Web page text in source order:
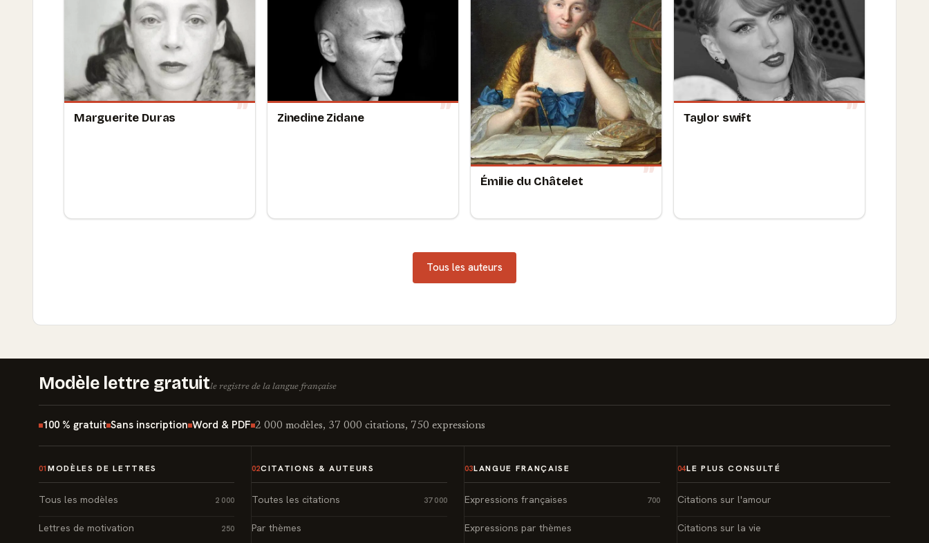
Marguerite Duras Zinedine Zidane
Émilie du Châtelet
Taylor swift
Tous les auteurs
Modèle lettre gratuitle registre de la langue française
100 % gratuit Sans inscription Word & PDF 2 000 modèles, 37 000 citations, 750 expressions
01 MODÈLES DE LETTRES
Tous les modèles 2 000
Lettres de motivation 250
02CITATIONS & AUTEURS
Toutes les citations 37 000
Par thèmes
03LANGUE FRANÇAISE
Expressions françaises 700
Expressions par thèmes
04LE PLUS CONSULTÉ
Citations sur l'amour
Citations sur la vie